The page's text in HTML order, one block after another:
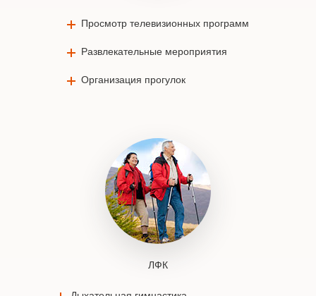
Просмотр телевизионных программ
Развлекательные мероприятия
Организация прогулок
ЛФК